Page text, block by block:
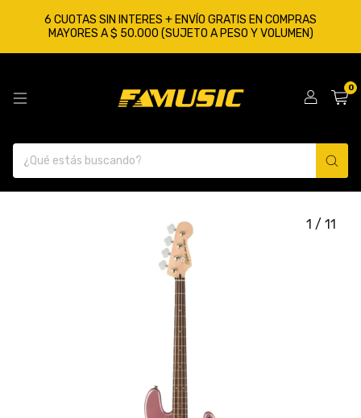
6 CUOTAS SIN INTERES + ENVÍO GRATIS EN COMPRAS
MAYORES A $ 50.000 (SUJETO A PESO Y VOLUMEN)
0
1 / 11